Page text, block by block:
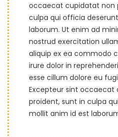
occaecat cupidatat non
culpa qui officia
laborum. Ut enim ad
nostrud exercitation
aliquip ex ea commodo
irure dolor in
esse cillum dolore eu
Excepteur sint occaecat
proident, sunt in culpa
mollit anim id est